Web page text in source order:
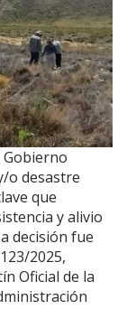
o desastre
que
y alivio
decisión fue
2025,
Oficial de la